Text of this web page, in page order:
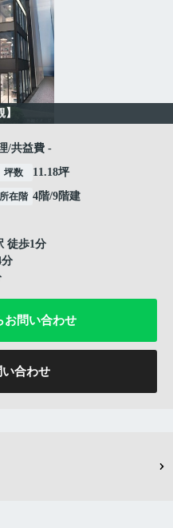
】
/共益費 -
坪数 11.18坪
所在階 4階/9階建
徒歩1分
分
お問い合わせ
い合わせ